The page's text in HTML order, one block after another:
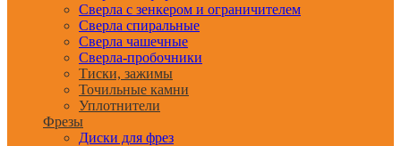
Сверла с зенкером и ограничителем
Сверла спиральные
Сверла чашечные
Сверла-пробочники
Тиски, зажимы
Точильные камни
Уплотнители
Фрезы
Диски для фрез